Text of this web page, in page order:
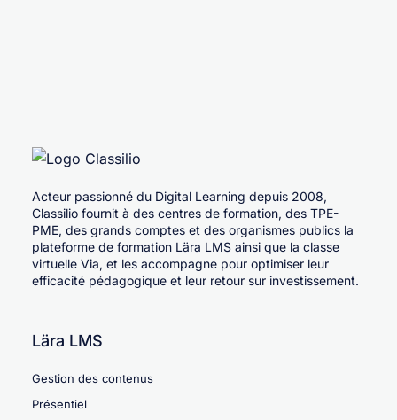
Acteur passionné du Digital Learning depuis 2008,
Classilio fournit à des centres de formation, des TPE-
PME, des grands comptes et des organismes publics la
plateforme de formation Lära LMS ainsi que la classe
virtuelle Via, et les accompagne pour optimiser leur
efficacité pédagogique et leur retour sur investissement.
Lära LMS
Gestion des contenus
Présentiel